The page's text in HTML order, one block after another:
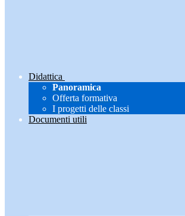
Didattica
Panoramica
Offerta formativa
I progetti delle classi
Documenti utili